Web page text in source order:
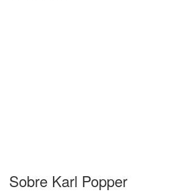
Sobre Karl Popper